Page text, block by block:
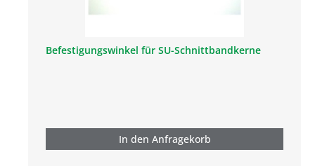
Befestigungswinkel für SU-Schnittbandkerne
In den Anfragekorb